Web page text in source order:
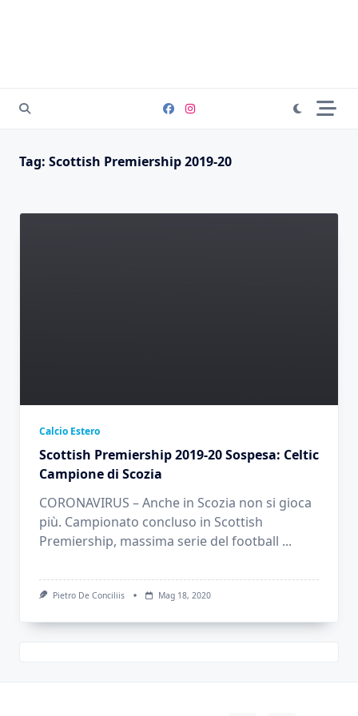
Tag: Scottish Premiership 2019-20
Calcio Estero
Scottish Premiership 2019-20 Sospesa: Celtic
Campione di Scozia
CORONAVIRUS – Anche in Scozia non si gioca
più. Campionato concluso in Scottish
Premiership, massima serie del football ...
Pietro De Conciliis Mag 18, 2020